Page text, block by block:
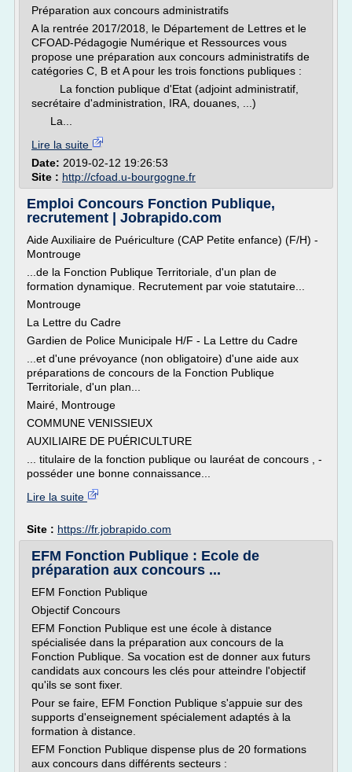
Préparation aux concours administratifs
A la rentrée 2017/2018, le Département de Lettres et le
CFOAD-Pédagogie Numérique et Ressources vous
propose une préparation aux concours administratifs de
catégories C, B et A pour les trois fonctions publiques :
La fonction publique d'Etat (adjoint administratif,
secrétaire d'administration, IRA, douanes, ...)
La...
Lire la suite
Date: 2019-02-12 19:26:53
Site : http://cfoad.u-bourgogne.fr
Emploi Concours Fonction Publique,
recrutement | Jobrapido.com
Aide Auxiliaire de Puériculture (CAP Petite enfance) (F/H) -
Montrouge
...de la Fonction Publique Territoriale, d'un plan de
formation dynamique. Recrutement par voie statutaire...
Montrouge
La Lettre du Cadre
Gardien de Police Municipale H/F - La Lettre du Cadre
...et d'une prévoyance (non obligatoire) d'une aide aux
préparations de concours de la Fonction Publique
Territoriale, d'un plan...
Mairé, Montrouge
COMMUNE VENISSIEUX
AUXILIAIRE DE PUÉRICULTURE
... titulaire de la fonction publique ou lauréat de concours , -
posséder une bonne connaissance...
Lire la suite
Site : https://fr.jobrapido.com
EFM Fonction Publique : Ecole de
préparation aux concours ...
EFM Fonction Publique
Objectif Concours
EFM Fonction Publique est une école à distance
spécialisée dans la préparation aux concours de la
Fonction Publique. Sa vocation est de donner aux futurs
candidats aux concours les clés pour atteindre l'objectif
qu'ils se sont fixer.
Pour se faire, EFM Fonction Publique s'appuie sur des
supports d'enseignement spécialement adaptés à la
formation à distance.
EFM Fonction Publique dispense plus de 20 formations
aux concours dans différents secteurs :